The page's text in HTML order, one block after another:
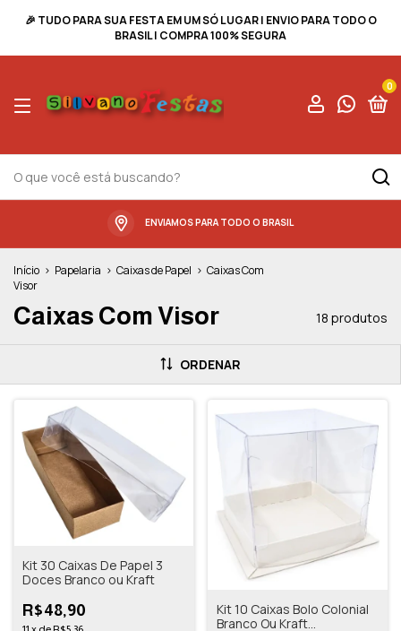
🎉 TUDO PARA SUA FESTA EM UM SÓ LUGAR | ENVIO PARA TODO O
BRASIL | COMPRA 100% SEGURA
0
ENVIAMOS PARA TODO O BRASIL
Início > Papelaria > Caixas de Papel > Caixas Com
Visor
Caixas Com Visor 18 produtos
ORDENAR
Kit 30 Caixas De Papel 3
Doces Branco ou Kraft
R$48,90
Kit 10 Caixas Bolo Colonial
Branco Ou Kraft